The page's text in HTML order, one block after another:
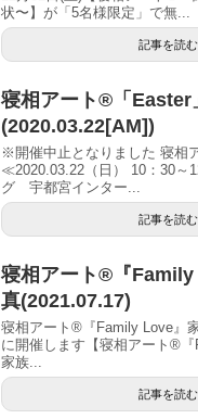
状〜】が「5名様限定」で無...
記事を読む
寝相アート®「Easter
(2020.03.22[AM])
※開催中止となりました 寝相
≪2020.03.22（日） 10：30～
グ 宇都宮インター...
記事を読む
寝相アート®『
真(2021.07.17)
寝相アート®『Family Love』
に開催します【寝相アート®︎『
家族...
記事を読む